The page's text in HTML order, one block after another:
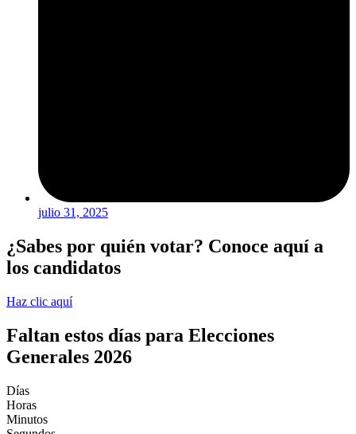
julio 31, 2025
¿Sabes por quién votar? Conoce aquí a
los candidatos
Haz clic aquí
Faltan estos días para Elecciones
Generales 2026
Días
Horas
Minutos